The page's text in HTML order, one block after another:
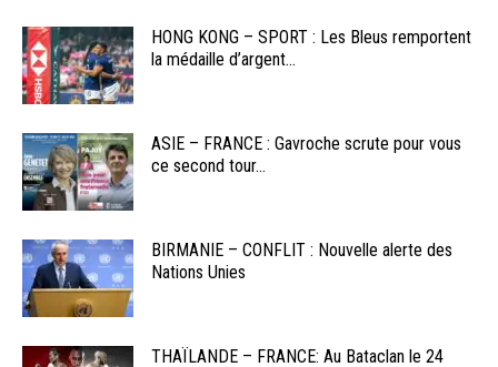
HONG KONG – SPORT : Les Bleus remportent
la médaille d’argent...
ASIE – FRANCE : Gavroche scrute pour vous
ce second tour...
BIRMANIE – CONFLIT : Nouvelle alerte des
Nations Unies
THAÏLANDE – FRANCE: Au Bataclan le 24